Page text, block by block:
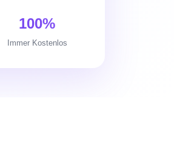
100%
Immer Kostenlos